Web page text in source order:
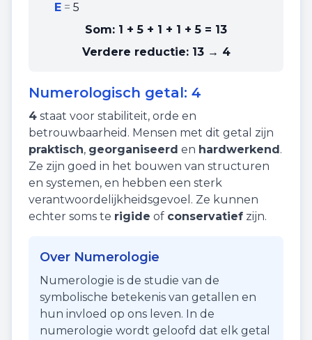
E= 5
Som: 1 + 5 + 1 + 1 + 5 = 13
Verdere reductie: 13 → 4
Numerologisch getal: 4
4 staat voor stabiliteit, orde en
betrouwbaarheid . Mensen met dit getal zijn
praktisch, georganiseerd en hardwerkend.
Ze zijn goed in het bouwen van structuren
en systemen, en hebben een sterk
verantwoordelijkheidsgevoel. Ze kunnen
echter soms te rigide of conservatief zijn.
Over Numerologie
Numerologie is de studie van de
symbolische betekenis van getallen en
hun invloed op ons leven. In de
numerologie wordt geloofd dat elk getal